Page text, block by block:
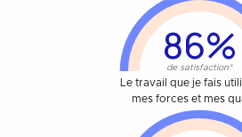
86%
de satisfaction*
Le travail que je fais
mes forces et mes